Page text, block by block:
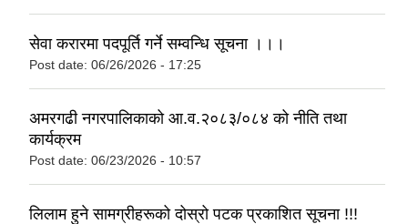
सेवा करारमा पदपूर्ति गर्ने सम्वन्धि सूचना ।।।
Post date: 06/26/2026 - 17:25
अमरगढी नगरपालिकाको आ.व.२०८३/०८४ को नीति तथा
कार्यक्रम
Post date: 06/23/2026 - 10:57
लिलाम हुने सामग्रीहरूको दोस्रो पटक प्रकाशित सूचना !!!